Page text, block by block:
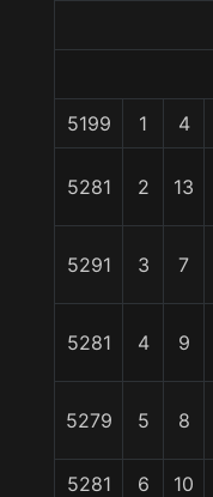
5199 1 4
5281 2 13
5291 3 7
5281 4 9
5279 5 8
5281 6 10